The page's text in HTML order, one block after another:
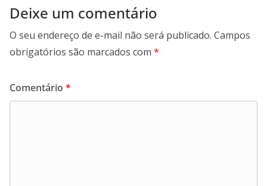
Deixe um comentário
O seu endereço de e-mail não será publicado. Campos
obrigatórios são marcados com *
Comentário *